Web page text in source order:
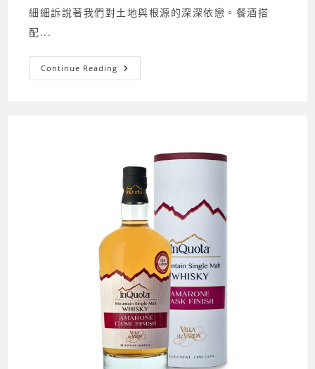
細細訴說著我們對土地與根源的深深依戀。餐酒搭
配...
Continue Reading Bruno
Ceci
之
歌，
跨
越
時
光
的
心